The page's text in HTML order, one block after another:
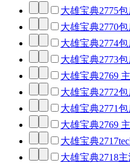
大雄宝典2775
大雄宝典2770
大雄宝典2774
大雄宝典2773
大雄宝典2769
大雄宝典2772
大雄宝典2771
大雄宝典2769
大雄宝典
大雄宝典2718